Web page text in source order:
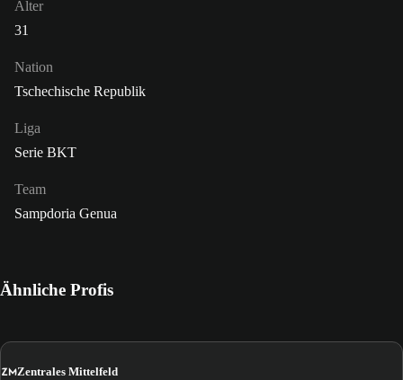
Alter
31
Nation
Tschechische Republik
Liga
Serie BKT
Team
Sampdoria Genua
Ähnliche Profis
ZMZentrales Mittelfeld